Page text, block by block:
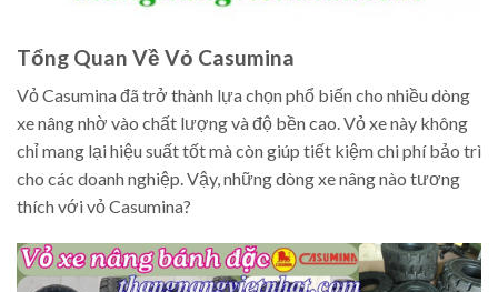
Tổng Quan Về Vỏ Casumina
Vỏ Casumina đã trở thành lựa chọn phổ biến cho nhiều dòng
xe nâng nhờ vào chất lượng và độ bền cao. Vỏ xe này không
chỉ mang lại hiệu suất tốt mà còn giúp tiết kiệm chi phí bảo trì
cho các doanh nghiệp. Vậy, những dòng xe nâng nào tương
thích với vỏ Casumina?